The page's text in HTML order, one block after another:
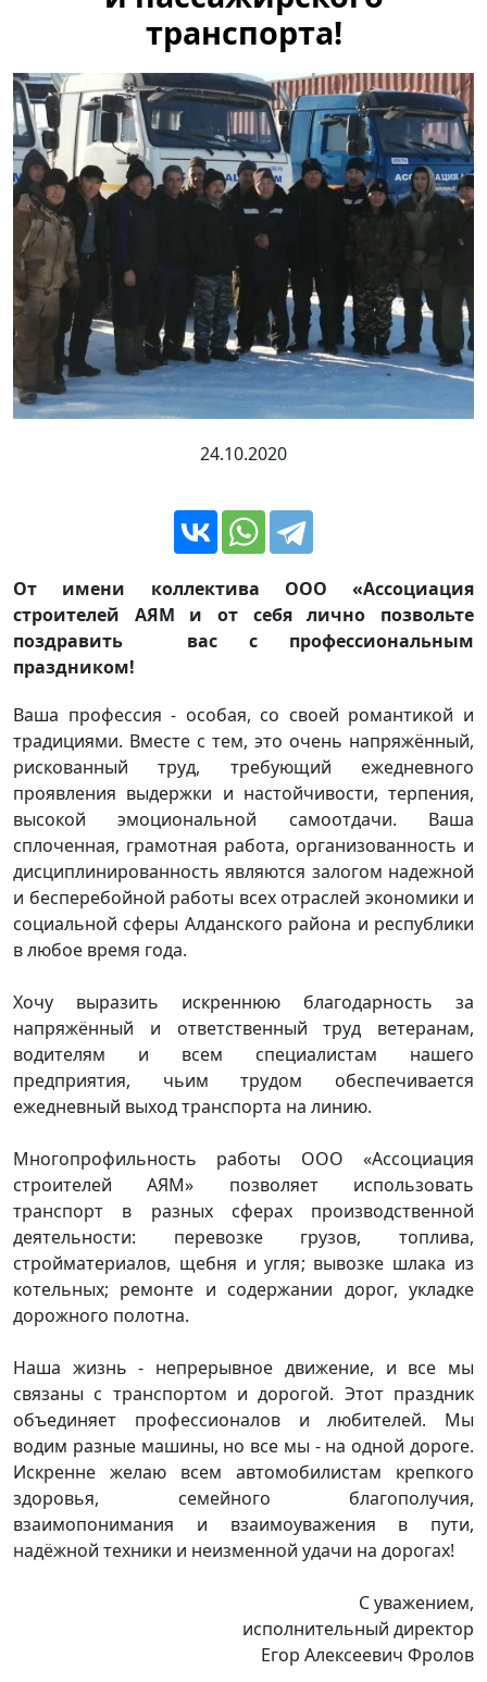
транспорта!
24.10.2020
От имени коллектива ООО «Ассоциация
строителей АЯМ и от себя лично позвольте
поздравить вас с профессиональным
праздником!
Ваша профессия - особая, со своей романтикой и
традициями. Вместе с тем, это очень напряжённый,
рискованный труд, требующий ежедневного
проявления выдержки и настойчивости, терпения,
высокой эмоциональной самоотдачи. Ваша
сплоченная, грамотная работа, организованность и
дисциплинированность являются залогом надежной
и бесперебойной работы всех отраслей экономики и
социальной сферы Алданского района и республики
в любое время года.
Хочу выразить искреннюю благодарность за
напряжённый и ответственный труд ветеранам,
водителям и всем специалистам нашего
предприятия, чьим трудом обеспечивается
ежедневный выход транспорта на линию.
Многопрофильность работы ООО «Ассоциация
строителей АЯМ» позволяет использовать
транспорт в разных сферах производственной
деятельности: перевозке грузов, топлива,
стройматериалов, щебня и угля; вывозке шлака из
котельных; ремонте и содержании дорог, укладке
дорожного полотна.
Наша жизнь - непрерывное движение, и все мы
связаны с транспортом и дорогой. Этот праздник
объединяет профессионалов и любителей. Мы
водим разные машины, но все мы - на одной дороге.
Искренне желаю всем автомобилистам крепкого
здоровья, семейного благополучия,
взаимопонимания и взаимоуважения в пути,
надёжной техники и неизменной удачи на дорогах!
С уважением,
исполнительный директор
Егор Алексеевич Фролов